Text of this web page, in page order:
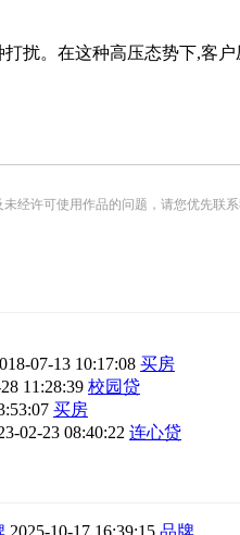
。在这种高压态势下,客户
许可使用作品的问题，请您优先联系
07-13 10:17:08 买房
11:28:39 校园贷
买房
02-23 08:40:22 连心贷
2025-10-17 16:39:15 品牌